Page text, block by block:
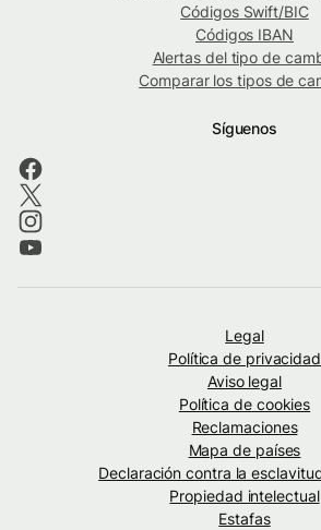
Códigos Swift/BIC
Códigos IBAN
Alertas del tipo de
Comparar los tipos de
Síguenos
Legal
Política de privacidad
Aviso legal
Política de cookies
Reclamaciones
Mapa de países
Declaración contra la
Propiedad intelectual
Estafas